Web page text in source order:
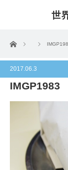
世
ホーム
2017.06.3
IMGP1983